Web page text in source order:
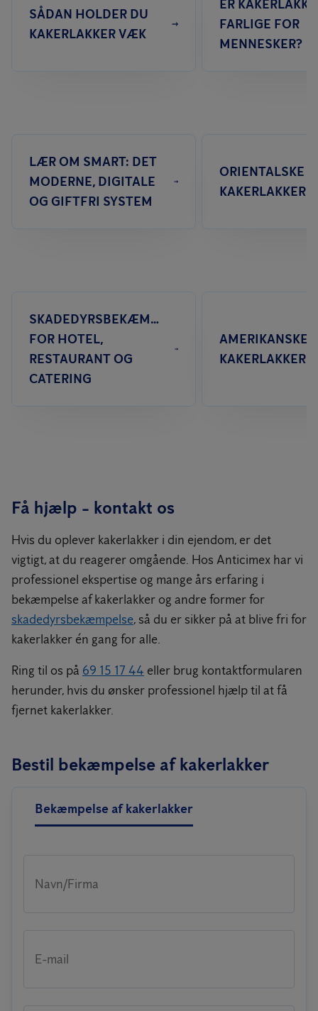
SÅDAN HOLDER DU
KAKERLAKKER VÆK
ER
FARLIGE FOR
MENNESKER?
LÆR OM SMART: DET
MODERNE, DIGITALE
OG GIFTFRI SYSTEM
ORIENTALSKE
KAKERLAKKER
SKADEDYRSBEKÆMPELSE
FOR HOTEL,
RESTAURANT OG
CATERING
AMERIKANSKE
KAKERLAKKER
Få hjælp - kontakt os
Hvis du oplever kakerlakker i din ejendom, er det
vigtigt, at du reagerer omgående. Hos Anticimex har vi
professionel ekspertise og mange års erfaring i
bekæmpelse af kakerlakker og andre former for
skadedyrsbekæmpelse, så du er sikker på at blive fri for
kakerlakker én gang for alle.
Ring til os på 69 15 17 44 eller brug kontaktformularen
herunder, hvis du ønsker professionel hjælp til at få
fjernet kakerlakker.
Bestil bekæmpelse af kakerlakker
Bekæmpelse af kakerlakker
Navn/Firma
E-mail